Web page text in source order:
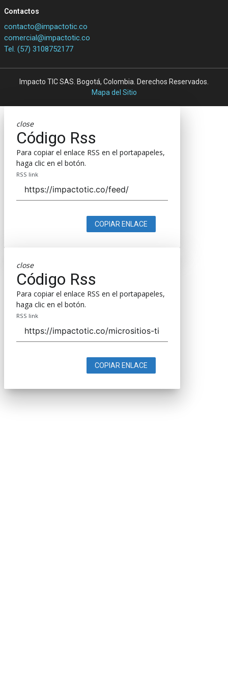
Contactos
contacto@impactotic.co
comercial@impactotic.co
Tel. (57) 3108752177
Impacto TIC SAS. Bogotá, Colombia. Derechos Reservados.
Mapa del Sitio
close
Código Rss
Para copiar el enlace RSS en el portapapeles,
haga clic en el botón.
RSS link
COPIAR ENLACE
close
Código Rss
Para copiar el enlace RSS en el portapapeles,
haga clic en el botón.
RSS link
COPIAR ENLACE